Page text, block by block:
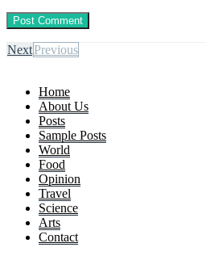
NextPrevious
Home
About Us
Posts
Sample Posts
World
Food
Opinion
Travel
Science
Arts
Contact